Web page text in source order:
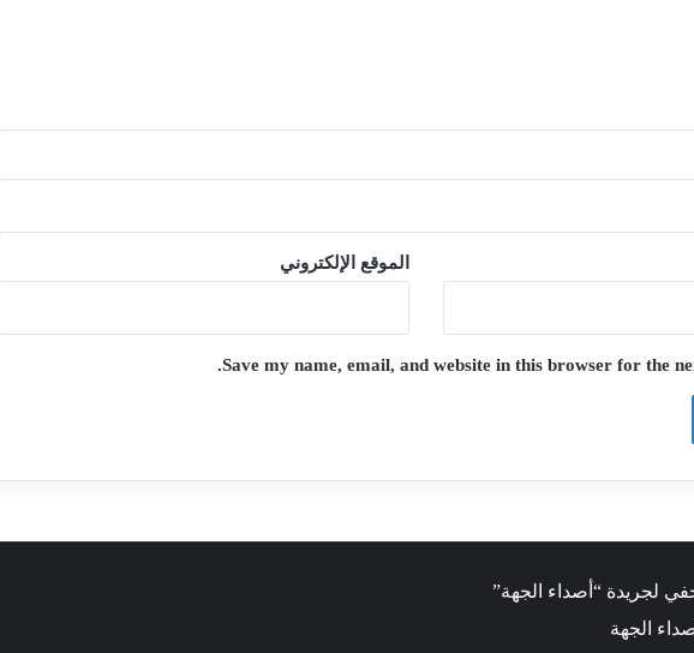
الموقع الإلكتروني
Save my name, email, and website in this browser for the
لجريدة “أصداء الجهة”
الجهة